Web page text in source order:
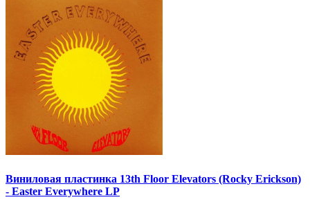
Виниловая пластинка 13th Floor Elevators (Rocky Erickson)
‎- Easter Everywhere LP